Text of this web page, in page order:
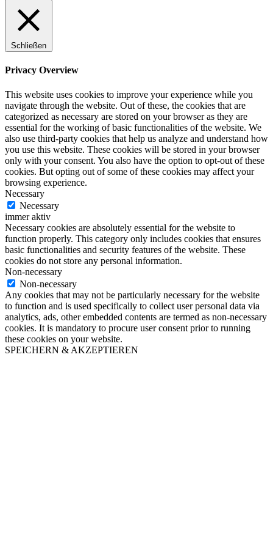
Schließen
Privacy Overview
This website uses cookies to improve your experience while you
navigate through the website. Out of these, the cookies that are
categorized as necessary are stored on your browser as they are
essential for the working of basic functionalities of the website. We
also use third-party cookies that help us analyze and understand how
you use this website. These cookies will be stored in your browser
only with your consent. You also have the option to opt-out of these
cookies. But opting out of some of these cookies may affect your
browsing experience.
Necessary
Necessary
immer aktiv
Necessary cookies are absolutely essential for the website to
function properly. This category only includes cookies that ensures
basic functionalities and security features of the website. These
cookies do not store any personal information.
Non-necessary
Non-necessary
Any cookies that may not be particularly necessary for the website
to function and is used specifically to collect user personal data via
analytics, ads, other embedded contents are termed as non-necessary
cookies. It is mandatory to procure user consent prior to running
these cookies on your website.
SPEICHERN & AKZEPTIEREN